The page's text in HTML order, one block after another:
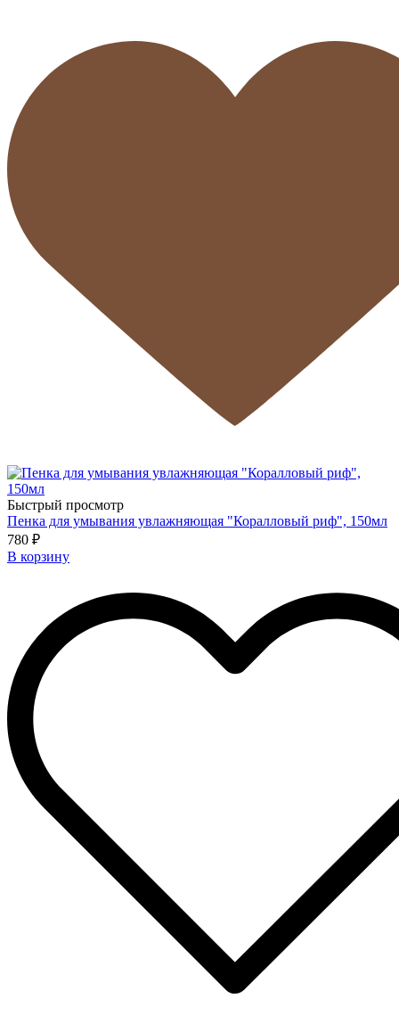
Быстрый просмотр
Пенка для умывания увлажняющая "Коралловый риф", 150мл
780 ₽
В корзину